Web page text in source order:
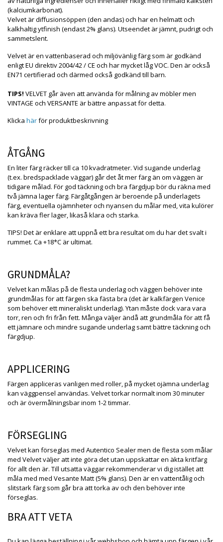
(kalciumkarbonat).
Velvet är diffusionsöppen (den andas) och har en helmatt och
kalkhaltig ytfinish (endast 2% glans). Utseendet är jämnt, pudrigt och
sammetslent.
Velvet är en vattenbaserad och miljövänlig färg som är godkänd
enligt EU direktiv 2004/42 / CE och har mycket låg VOC. Den är också
EN71 certifierad och därmed också godkänd till barn.
TIPS! VELVET går även att använda för målning av möbler men
VINTAGE och VERSANTE är bättre anpassat för detta.
Klicka härför produktbeskrivning
ÅTGÅNG
En liter färg räcker till ca 10 kvadratmeter. Vid sugande underlag
(t.ex. bredspacklade väggar) går det åt mer färg än om väggen är
tidigare målad. För god täckning och bra färgdjup bör du räkna med
två jämna lager färg. Färgåtgången är beroende på underlagets
färg, eventuella ojämnheter och nyansen du målar med, vita kulörer
kan kräva fler lager, likaså klara och starka.
TIPS! Det är enklare att uppnå ett bra resultat om du har det svalt i
rummet. Ca +18*C är ultimat.
GRUNDMÅLA?
Velvet kan målas på de flesta underlag och väggen behöver inte
grundmålas för att färgen ska fästa bra (det är kalkfärgen Venice
som behöver ett mineraliskt underlag). Ytan måste dock vara vara
torr, ren och fri från fett. Många väljer ändå att grundmåla för att få
ett jämnare och mindre sugande underlag samt bättre täckning och
färgdjup.
APPLICERING
Färgen appliceras vanligen med roller, på mycket ojämna underlag
kan väggpensel användas. Velvet torkar normalt inom 30 minuter
och är övermålningsbar inom 1-2 timmar.
FÖRSEGLING
Velvet kan förseglas med Autentico Sealer men de flesta som målar
med Velvet väljer att inte göra det utan uppskattar en äkta kritfärg
för allt den är. Till utsatta väggar rekommenderar vi dig istället att
måla med med Vesante Matt (5% glans). Den är en vattentålig och
slitstark färg som går bra att torka av och den behöver inte
förseglas.
BRA ATT VETA